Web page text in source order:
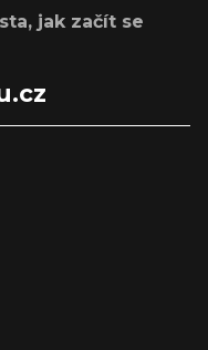
jak začít se